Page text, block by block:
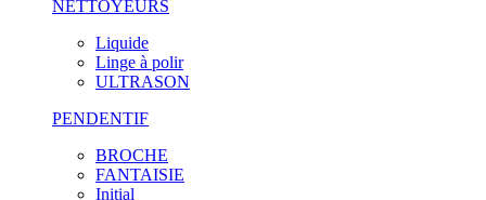
NETTOYEURS
Liquide
Linge à polir
ULTRASON
PENDENTIF
BROCHE
FANTAISIE
Initial